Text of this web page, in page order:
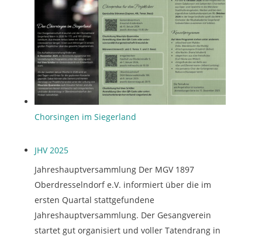
Chorsingen im Siegerland
JHV 2025
Jahreshauptversammlung Der MGV 1897
Oberdresselndorf e.V. informiert über die im
ersten Quartal stattgefundene
Jahreshauptversammlung. Der Gesangverein
startet gut organisiert und voller Tatendrang in